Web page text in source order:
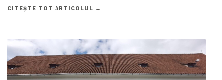
CITEȘTE TOT ARTICOLUL →